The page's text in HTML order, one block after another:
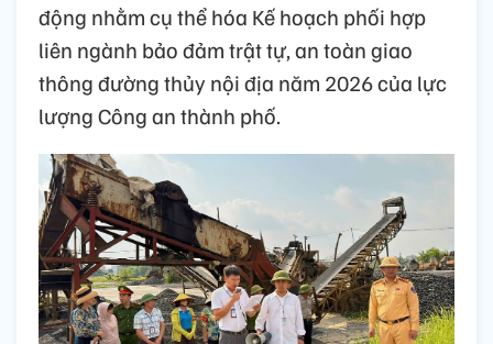
động nhằm cụ thể hóa Kế hoạch phối hợp
liên ngành bảo đảm trật tự, an toàn giao
thông đường thủy nội địa năm 2026 của lực
lượng Công an thành phố.